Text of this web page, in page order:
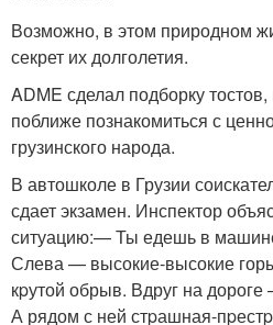
Возможно, в этом природном
секрет их долголетия.
ADME сделал подборку
поближе познакомиться с
грузинского народа.
В автошколе в Грузии
сдает экзамен. Инспектор
ситуацию:— Ты едешь в
Слева — высокие-высокие
кpутой обрыв. Вдруг на
А рядом с ней стpашная-